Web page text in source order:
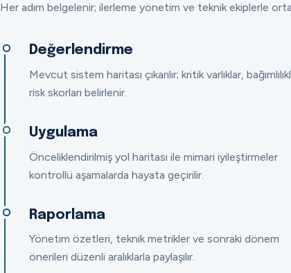
Her adım belgelenir; ilerleme yönetim ve teknik ekiplerle
Değerlendirme
Mevcut sistem haritası çıkarılır; kritik varlıklar,
risk skorları belirlenir.
Uygulama
Önceliklendirilmiş yol haritası ile mimari iyileştirmeler
kontrollü aşamalarda hayata geçirilir.
Raporlama
Yönetim özetleri, teknik metrikler ve sonraki dönem
önerileri düzenli aralıklarla paylaşılır.